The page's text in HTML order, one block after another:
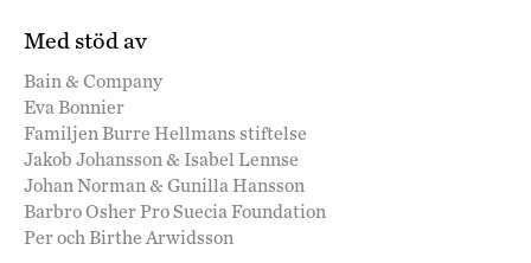
Med stöd av
Bain & Company
Eva Bonnier
Familjen Burre Hellmans stiftelse
Jakob Johansson & Isabel Lennse
Johan Norman & Gunilla Hansson
Barbro Osher Pro Suecia Foundation
Per och Birthe Arwidsson